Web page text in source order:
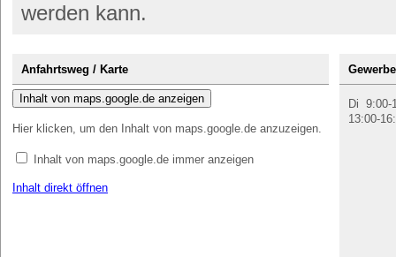
werden kann.
Anfahrtsweg / Karte
Inhalt von maps.google.de anzeigen
Hier klicken, um den Inhalt von maps.google.de anzuzeigen.
Inhalt von maps.google.de immer anzeigen
Inhalt direkt öffnen
Di 9:00-
13:00-